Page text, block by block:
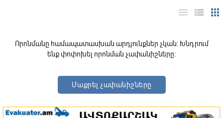
apps
view_list
menu
Որոնմանը համապատասխան արդյունքներ չկան: Խնդրում
ենք փոփոխել որոնման չափանիշները:
Մաքրել չափանիշները